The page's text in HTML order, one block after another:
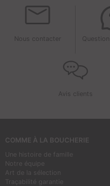
Nous contacter
Avis clients
COMME À LA BOUCHERIE
Une histoire de famille
Notre équipe
Art de la sélection
Traçabilité garantie